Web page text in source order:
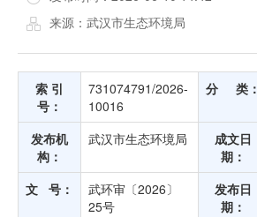
来源：武汉市生态环境局
索 引
号：
731074791/2026-
10016
分 类：
发布机
构：
武汉市生态环境局
成文日
期：
文 号：
武环审〔2026〕
25号
发布日
期：